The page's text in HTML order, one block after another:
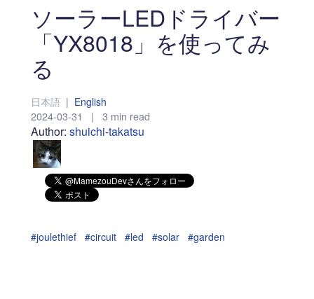
ソーラーLEDドライバー
「YX8018」を使ってみ
る
日本語 | English
2024-03-31 | 3 min read
Author: shuichi-takatsu
#joulethief #circuit #led #solar #garden